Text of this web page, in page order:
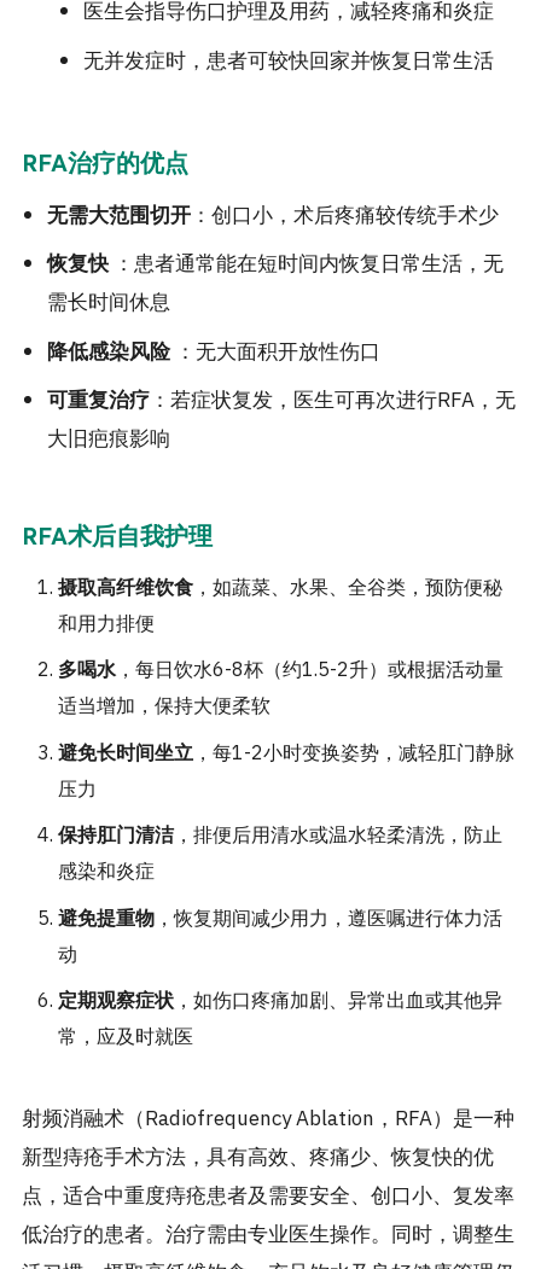
医生会指导伤口护理及用药，减轻疼痛和炎症
无并发症时，患者可较快回家并恢复日常生活
RFA治疗的优点
无需大范围切开 ：创口小，术后疼痛较传统手术少
恢复快 ：患者通常能在短时间内恢复日常生活，无
需长时间休息
降低感染风险 ：无大面积开放性伤口
可重复治疗 ：若症状复发，医生可再次进行RFA，无
大旧疤痕影响
RFA术后自我护理
摄取高纤维饮食，如蔬菜、水果、全谷类，预防便秘
和用力排便
多喝水，每日饮水6-8杯（约1.5-2升）或根据活动量
适当增加，保持大便柔软
避免长时间坐立，每1-2小时变换姿势，减轻肛门静脉
压力
保持肛门清洁，排便后用清水或温水轻柔清洗，防止
感染和炎症
避免提重物，恢复期间减少用力，遵医嘱进行体力活
动
定期观察症状，如伤口疼痛加剧、异常出血或其他异
常，应及时就医
射频消融术（Radiofrequency Ablation，RFA）是一种
新型痔疮手术方法，具有高效、疼痛少、恢复快的优
点，适合中重度痔疮患者及需要安全、创口小、复发率
低治疗的患者。治疗需由专业医生操作。同时，调整生